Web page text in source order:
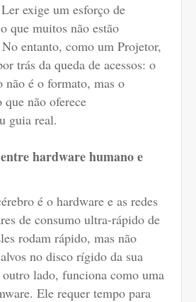
exige um esforço de
que muitos não estão
entanto, como um Projetor,
trás da queda de acessos: o
não é o formato, mas o
não oferece
guia real.
hardware humano e
é o hardware e as redes
de consumo ultra-rápido de
rodam rápido, mas não
no disco rígido da sua
lado, funciona como uma
Ele requer tempo para